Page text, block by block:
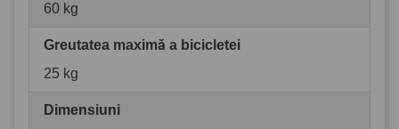
60 kg
Greutatea maximă a bicicletei
25 kg
Dimensiuni